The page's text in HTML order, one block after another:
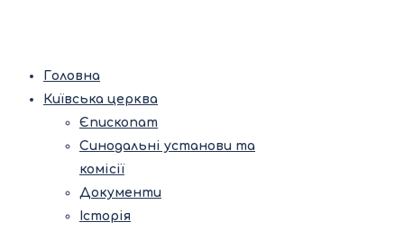
Головна
Київська церква
Єпископат
Синодальні установи та
комісії
Документи
Історія